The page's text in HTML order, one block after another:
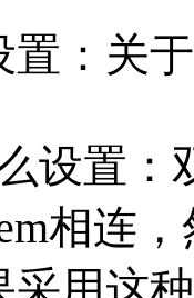
：关
设置：
相连